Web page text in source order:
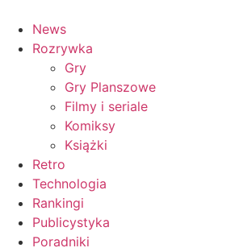
News
Rozrywka
Gry
Gry Planszowe
Filmy i seriale
Komiksy
Książki
Retro
Technologia
Rankingi
Publicystyka
Poradniki